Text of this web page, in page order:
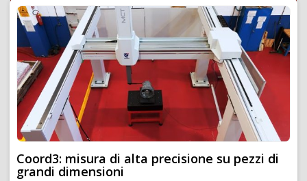
Coord3: misura di alta precisione su pezzi di
grandi dimensioni